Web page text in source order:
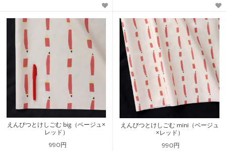
えんぴつとけしごむ big（ベージュ×
レッド）
990円
えんぴつとけしごむ mini（ベージュ
×レッド）
990円